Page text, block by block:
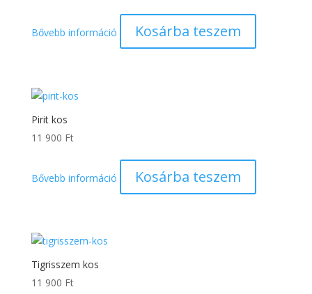
Bővebb információ Kosárba teszem
Pirit kos
11 900 Ft
Bővebb információ Kosárba teszem
Tigrisszem kos
11 900 Ft